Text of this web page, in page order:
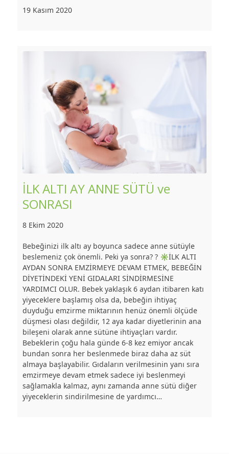
19 Kasım 2020
İLK ALTI AY ANNE SÜTÜ ve
SONRASI
8 Ekim 2020
Bebeğinizi ilk altı ay boyunca sadece anne sütüyle
beslemeniz çok önemli. Peki ya sonra? ? ✳️İLK ALTI
AYDAN SONRA EMZİRMEYE DEVAM ETMEK, BEBEĞİN
DİYETİNDEKİ YENİ GIDALARI SİNDİRMESİNE
YARDIMCI OLUR. Bebek yaklaşık 6 aydan itibaren katı
yiyeceklere başlamış olsa da, bebeğin ihtiyaç
duyduğu emzirme miktarının henüz önemli ölçüde
düşmesi olası değildir, 12 aya kadar diyetlerinin ana
bileşeni olarak anne sütüne ihtiyaçları vardır.
Bebeklerin çoğu hala günde 6-8 kez emiyor ancak
bundan sonra her beslenmede biraz daha az süt
almaya başlayabilir. Gıdaların verilmesinin yanı sıra
emzirmeye devam etmek sadece iyi beslenmeyi
sağlamakla kalmaz, aynı zamanda anne sütü diğer
yiyeceklerin sindirilmesine de yardımcı…